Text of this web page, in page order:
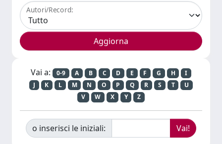
Autori/Record:
Vai a: 0-9 A B C D E F G H
I
J
K L M N O P Q R S T
U
V
W X Y Z
o inserisci le iniziali: